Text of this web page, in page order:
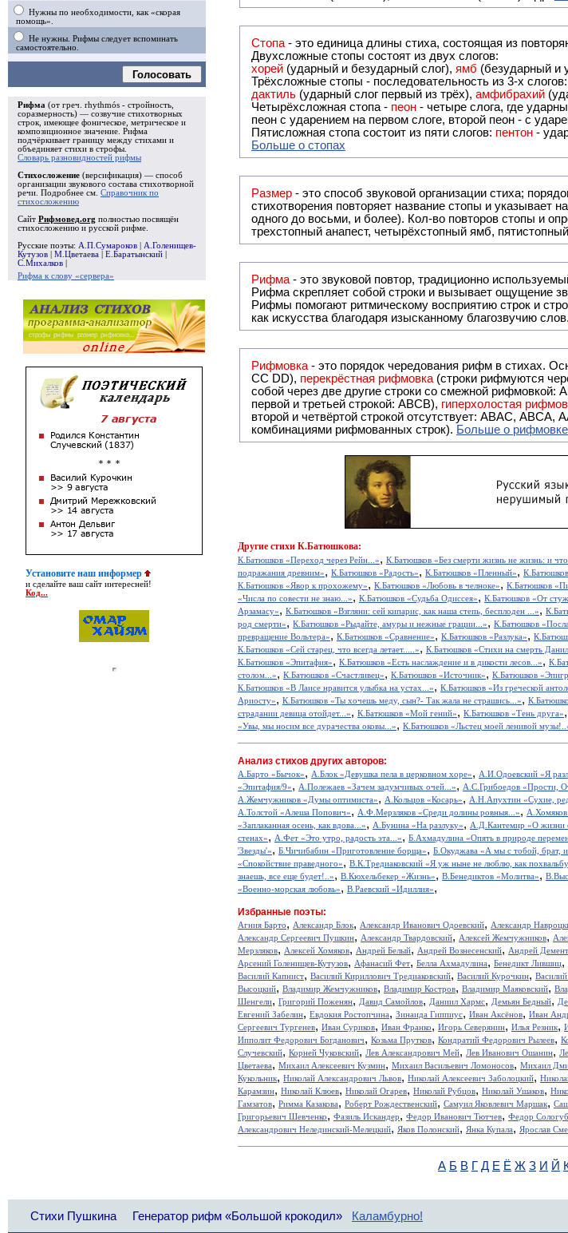
Нужны по необходимости, как «скорая
помощь».
Не нужны. Рифмы следует вспоминать
самостоятельно.
Голосовать
Рифма (от греч. rhythmós - стройность,
соразмерность) — созвучие стихотворных
строк, имеющее фоническое, метрическое и
композиционное значение. Рифма
подчёркивает границу между стихами и
объединяет стихи в строфы
Словарь разновидностей рифмы
Стихосложение (версификация) — способ
организации звукового состава стихотворной
речи. Подробнее см. Справочник по
стихосложению
Сайт Рифмовед.org полностью посвящён
стихосложению и русской рифме.
Русские поэты: А.П.Сумароков
А.Голенищев-
Кутузов
М.Цветаева Е.Баратынский
С.Михалков
Рифма к слову «сервера»
Установите наш информер
и сделайте ваш сайт интересней!
Код...
Стопа - это единица длины стиха, состоящая из
Двухсложные стопы состоят из двух слогов:
хорей (ударный и безударный слог), ямб (безударный и
Трёхсложные стопы - последовательность из 3-х слогов:
дактиль (ударный слог первый из трёх), амфибрахий
Четырёхсложная стопа - пеон - четыре слога, где
пеон с ударением на первом слоге, второй пеон - с
Пятисложная стопа состоит из пяти слогов: пентон -
Больше о стопах
Размер - это способ звуковой организации стиха;
стихотворения повторяет название стопы и указывает
одного до восьми, и более). Кол-во повторов стопы и
трехстопный анапест, четырёхстопный ямб,
Рифма
- это звуковой повтор,
Рифма скрепляет собой строки и вызывает ощущение
Рифмы помогают ритмическому восприятию строк и
как искусства благодаря изысканному благозвучию слов.
Рифмовка - это порядок чередования рифм в стихах.
СС DD), перекрёстная рифмовка (строки рифмуются
собой через две другие строки со смежной рифмовкой:
первой и третьей строкой: АBCB), гиперхолостая
второй и четвёртой строкой отсутствует: ABAC, ABCA, AABC), смешанная или вольная рифмовка (рифмовка в сложных строфах
комбинациями рифмованных строк). Больше о рифмовке
Другие стихи К.Батюшкова:
К.Батюшков «Переход через Рейн...», К.Батюшков «Без смерти жизнь не жизнь: и
подражания древним», К.Батюшков «Радость», К.Батюшков «Пленный»,
К.Батюшков «Явор к прохожему», К.Батюшков «Любовь в челноке», К.Батюшков
«Числа по совести не знаю...», К.Батюшков «Судьба Одиссея», К.Батюшков «От
Арзамасу», К.Батюшков «Взгляни: сей кипарис, как наша степь, бесплоден ...»,
род смерти», К.Батюшков «Рыдайте, амуры и нежные грации...», К.Батюшков
превращение Вольтера», К.Батюшков «Сравнение», К.Батюшков «Разлука»,
К.Батюшков «Сей старец, что всегда летает.....», К.Батюшков «Стихи на смерть
К.Батюшков «Эпитафия», К.Батюшков «Есть наслаждение и в дикости лесов...»,
столом...», К.Батюшков «Счастливец», К.Батюшков «Источник», К.Батюшков
К.Батюшков «В Лаисе нравится улыбка на устах...», К.Батюшков «Из греческой
Ариосту», К.Батюшков «Ты хочешь меду, сын?- Так жала не страшись...»,
страдании девица отойдет...», К.Батюшков «Мой гений», К.Батюшков «Тень друга»,
«Увы, мы носим все дурачества оковы...», К.Батюшков «Льстец моей ленивой
Анализ стихов других авторов:
А.Барто «Бычок», А.Блок «Девушка пела в церковном хоре», А.И.Одоевский «Я
«Эпитафия/9», А.Полежаев «Зачем задумчивых очей...», А.С.Грибоедов «Прости,
А.Жемчужников «Думы оптимиста», А.Кольцов «Косарь», А.Н.Апухтин «Сухие,
А.Толстой «Алеша Попович», А.Ф.Мерзляков «Среди долины ровныя...»,
«Заплаканная осень, как вдова...», А.Бунина «На разлуку», А.Д.Кантемир «О жизни
стенах», А.Фет «Это утро, радость эта...», Б.Ахмадулина «Опять в природе
'Звезды'», Б.Чичибабин «Приготовление борща», Б.Окуджава «А мы с тобой, брат,
«Спокойствие праведного», В.К.Тредиаковский «Я уж ныне не люблю, как
знаешь, все еще будет!..», В.Кюхельбекер «Жизнь», В.Бенедиктов «Молитва»,
«Военно-морская любовь», В.Раевский «Идиллия»,
Избранные поэты:
Агния Барто, Александр Блок, Александр Иванович Одоевский, Александр
Александр Сергеевич Пушкин, Александр Твардовский, Алексей Жемчужников,
Мерзляков, Алексей Хомяков, Андрей Белый, Андрей Вознесенский, Андрей
Арсений Голенищев-Кутузов, Афанасий Фет, Белла Ахмадулина, Бенедикт Лившиц,
Василий Капнист, Василий Кириллович Тредиаковский, Василий Курочкин,
Высоцкий, Владимир Жемчужников, Владимир Костров, Владимир Маяковский,
Шенгели, Григорий Поженян, Давид Самойлов, Даниил Хармс, Демьян Бедный,
Евгений Забелин, Евдокия Ростопчина, Зинаида Гиппиус, Иван Аксёнов, Иван
Сергеевич Тургенев, Иван Суриков, Иван Франко, Игорь Северянин, Илья Резник,
Ипполит Федорович Богданович, Козьма Прутков, Кондратий Федорович Рылеев,
Случевский, Корней Чуковский, Лев Александрович Мей, Лев Иванович Ошанин,
Цветаева, Михаил Алексеевич Кузмин, Михаил Васильевич Ломоносов, Михаил
Кукольник, Николай Александрович Львов, Николай Алексеевич Заболоцкий,
Карамзин, Николай Клюев, Николай Огарев, Николай Рубцов, Николай Ушаков,
Гамзатов, Римма Казакова, Роберт Рождественский, Самуил Яковлевич Маршак,
Григорьевич Шевченко, Фазиль Искандер, Федор Иванович Тютчев, Федор Сологуб
Александрович Нелединский-Мелецкий, Яков Полонский, Янка Купала, Ярослав
А Б В Г Д Е Ё Ж З И Й
Стихи Пушкина Генератор рифм «Большой крокодил» Каламбурно!